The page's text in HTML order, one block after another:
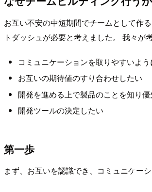
お互い不安の中短期間でチームとして作
トダッシュが必要と考えました。 我々が
コミュニケーションを取りやすいよ
お互いの期待値のすり合わせしたい
開発を進める上で製品のことを知り
開発ツールの決定したい
第一歩
まず、お互いを認識でき、コミュニケー